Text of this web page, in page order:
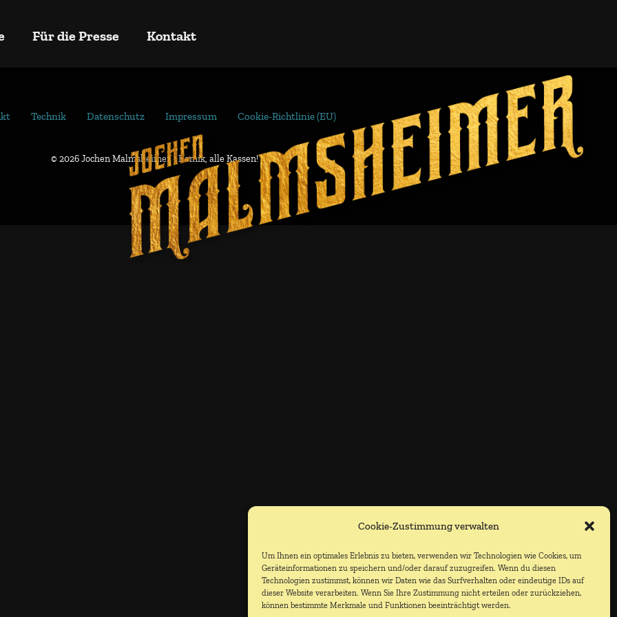
Cookie-Zustimmung verwalten
Um Ihnen ein optimales Erlebnis zu bieten, verwenden wir Technologien wie Cookies, um
Geräteinformationen zu speichern und/oder darauf zuzugreifen. Wenn du diesen
Technologien zustimmst, können wir Daten wie das Surfverhalten oder eindeutige IDs auf
dieser Website verarbeiten. Wenn Sie Ihre Zustimmung nicht erteilen oder zurückziehen,
können bestimmte Merkmale und Funktionen beeinträchtigt werden.
Für die Presse Kontakt
Technik Datenschutz Impressum Cookie-Richtlinie (EU)
© 2026 Jochen Malmsheimer - Komik, alle Kassen!